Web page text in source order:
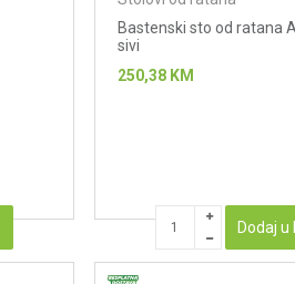
Bastenski sto od ratana
sivi
250,38 KM
Dodaj u